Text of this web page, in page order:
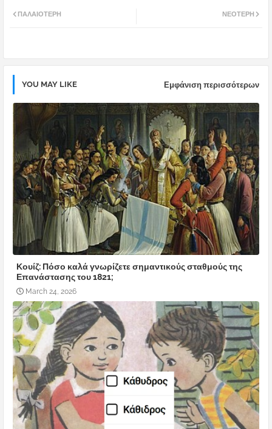
pp
ΝΕΌΤΕΡΗ
ΠΑΛΑΙΌΤΕΡΗ
YOU MAY LIKE Εμφάνιση περισσότερων
Κουίζ: Πόσο καλά γνωρίζετε σημαντικούς σταθμούς της
Επανάστασης του 1821;
March 24, 2026